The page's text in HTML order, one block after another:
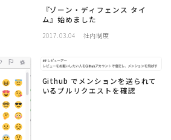
『ゾーン・ディフェンス タイ
ム』始めました
2017.03.04 社内制度
Github でメンションを送られて
いるプルリクエストを確認